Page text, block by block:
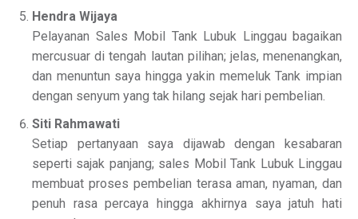
Hendra Wijaya
Pelayanan Sales Mobil Tank Lubuk Linggau bagaikan
mercusuar di tengah lautan pilihan; jelas, menenangkan,
dan menuntun saya hingga yakin memeluk Tank impian
dengan senyum yang tak hilang sejak hari pembelian.
Siti Rahmawati
Setiap pertanyaan saya dijawab dengan kesabaran
seperti sajak panjang; sales Mobil Tank Lubuk Linggau
membuat proses pembelian terasa aman, nyaman, dan
penuh rasa percaya hingga akhirnya saya jatuh hati